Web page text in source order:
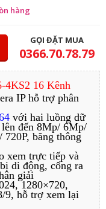
hàng
GỌI ĐẶT MUA
0366.70.78.79
16 Kênh
IP hỗ trợ phân
với hai luồng dữ
đến 8Mp/ 6Mp/
băng thông
xem trực tiếp và
di động, cổng ra
giải
1280×720,
9, hỗ trợ xem lại